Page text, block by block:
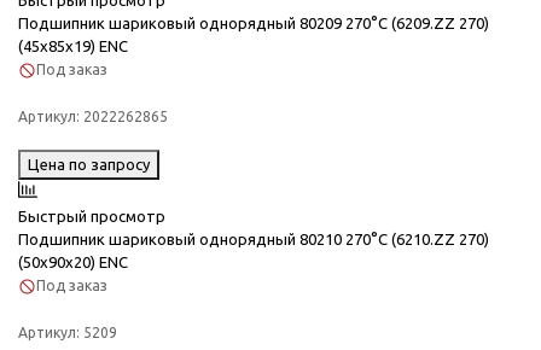
Подшипник шариковый однорядный 80209 270°C (6209.ZZ 270)
(45x85x19) ENC
Под заказ
Артикул: 2022262865
Цена по запросу
Быстрый просмотр
Подшипник шариковый однорядный 80210 270°C (6210.ZZ 270)
(50x90x20) ENC
Под заказ
Артикул: 5209